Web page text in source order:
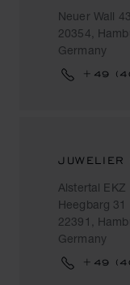
Neuer Wall 43
20354,
Germany
+49
JUWELIER
Alstertal EKZ
Heegbarg 31
22391,
Germany
+49